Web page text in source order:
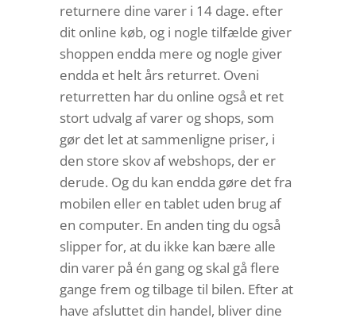
returnere dine varer i 14 dage. efter
dit online køb, og i nogle tilfælde giver
shoppen endda mere og nogle giver
endda et helt års returret. Oveni
returretten har du online også et ret
stort udvalg af varer og shops, som
gør det let at sammenligne priser, i
den store skov af webshops, der er
derude. Og du kan endda gøre det fra
mobilen eller en tablet uden brug af
en computer. En anden ting du også
slipper for, at du ikke kan bære alle
din varer på én gang og skal gå flere
gange frem og tilbage til bilen. Efter at
have afsluttet din handel, bliver dine